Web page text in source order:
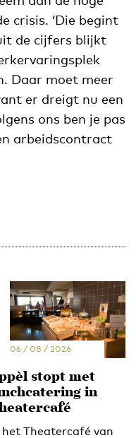
crisis. ‘Die begint
de cijfers blijkt
Daar moet meer
er dreigt nu een
ons ben je pas
arbeidscontract
06 / 08 / 2026
stopt met
in
het Theatercafé van